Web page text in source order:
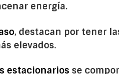
energía.
, destacan por tener
elevados.
estacionarios se